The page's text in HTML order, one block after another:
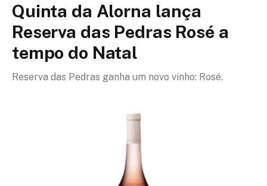
Quinta da Alorna lança
Reserva das Pedras Rosé a
tempo do Natal
Reserva das Pedras ganha um novo vinho: Rosé.